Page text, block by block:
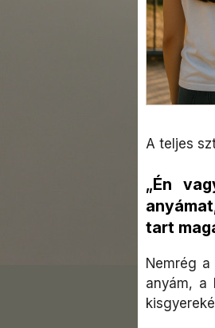
A teljes
„Én
tart
Nemrég
anyám, a